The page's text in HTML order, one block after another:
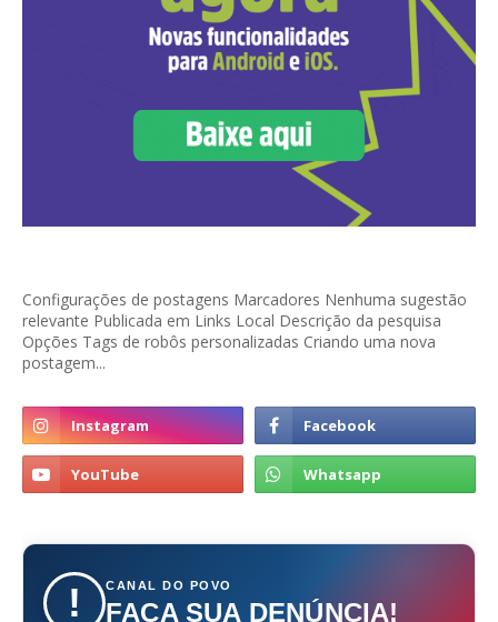
Configurações de postagens Marcadores Nenhuma sugestão
relevante Publicada em Links Local Descrição da pesquisa
Opções Tags de robôs personalizadas Criando uma nova
postagem...
! CANAL DO POVO
FAÇA SUA DENÚNCIA!